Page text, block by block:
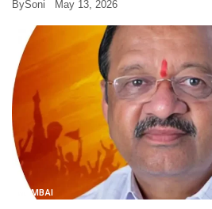
BySoni May 13, 2026
MUMBAI